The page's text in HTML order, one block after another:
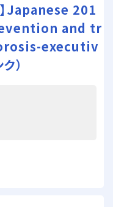
】Japanese 201
and tr
executiv
）